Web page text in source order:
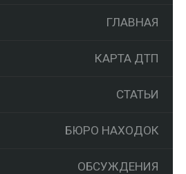
ГЛАВНАЯ
КАРТА ДТП
СТАТЬИ
БЮРО НАХОДОК
ОБСУЖДЕНИЯ